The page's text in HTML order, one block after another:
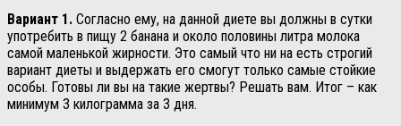
Вариант 1. Согласно ему, на данной диете вы должны в сутки
употребить в пищу 2 банана и около половины литра молока
самой маленькой жирности. Это самый что ни на есть строгий
вариант диеты и выдержать его смогут только самые стойкие
особы. Готовы ли вы на такие жертвы? Решать вам. Итог – как
минимум 3 килограмма за 3 дня.